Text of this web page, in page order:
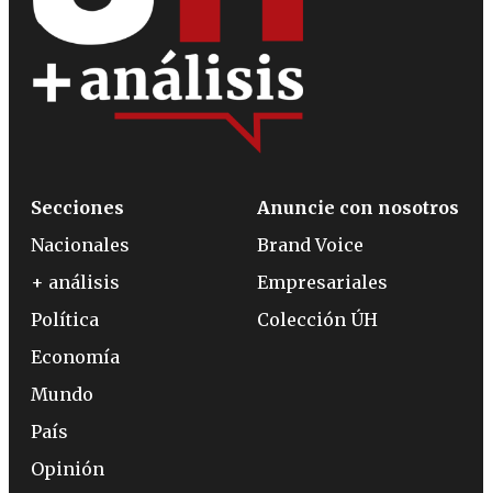
Secciones
Nacionales
+ análisis
Política
Economía
Mundo
País
Opinión
Anuncie con nosotros
Brand Voice
Empresariales
Colección ÚH